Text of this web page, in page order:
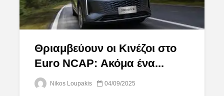
Θριαμβεύουν οι Κινέζοι στο
Euro NCAP: Ακόμα ένα...
Nikos Loupakis 04/09/2025